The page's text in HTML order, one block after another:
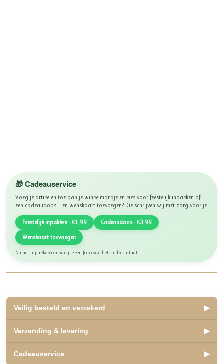
🎁 Cadeauservice
Voeg je artikelen toe aan je winkelmandje en kies voor feestelijk inpakken of
een cadeaudoos. Een wenskaart toevoegen? Die schrijven wij met zorg voor je.
Feestelijk inpakken · €1,99 Cadeaudoos · €3,99
Wenskaart toevoegen
Na het inpakken ontvang je een foto van het eindresultaat.
Veilig besteld en verzekerd ▶
✅ Veilig betalen met iDEAL, Bancontact en Klarna
Verzending & levering ▶
✅ Kosteloos afhalen mogelijk in Olst
Cadeauservice ▶